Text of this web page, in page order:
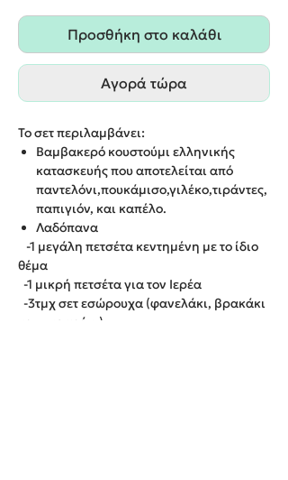
Προσθήκη στο καλάθι
Αγορά τώρα
Το σετ περιλαμβάνει:
Βαμβακερό κουστούμι ελληνικής
κατασκευής που αποτελείται από
παντελόνι,πουκάμισο,γιλέκο,τιράντες,
παπιγιόν, και καπέλο.
Λαδόπανα
-1 μεγάλη πετσέτα κεντημένη με το ίδιο
θέμα
-1 μικρή πετσέτα για τον Ιερέα
-3τμχ σετ εσώρουχα (φανελάκι, βρακάκι
και σκουφάκι)